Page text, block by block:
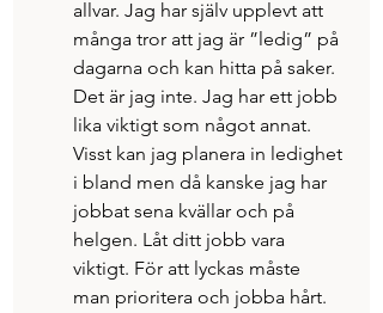
allvar. Jag har själv upplevt att
många tror att jag är ”ledig” på
dagarna och kan hitta på saker.
Det är jag inte. Jag har ett jobb
lika viktigt som något annat.
Visst kan jag planera in ledighet
i bland men då kanske jag har
jobbat sena kvällar och på
helgen. Låt ditt jobb vara
viktigt. För att lyckas måste
man prioritera och jobba hårt.